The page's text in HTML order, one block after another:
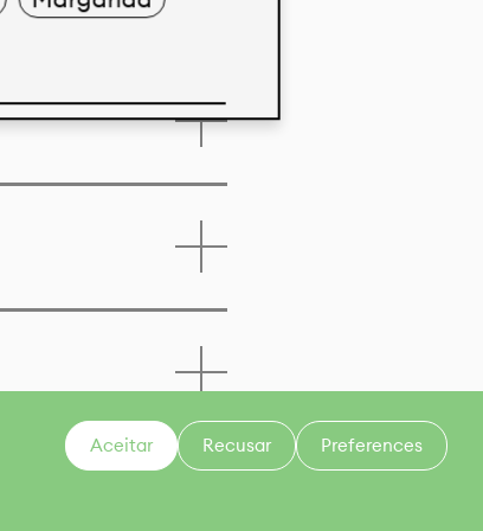
Aceitar Recusar Preferences